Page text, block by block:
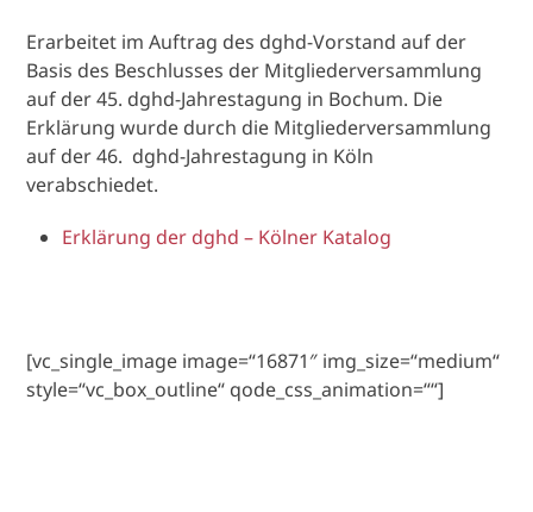
Erarbeitet im Auftrag des dghd-Vorstand auf der
Basis des Beschlusses der Mitgliederversammlung
auf der 45. dghd-Jahrestagung in Bochum. Die
Erklärung wurde durch die Mitgliederversammlung
auf der 46. dghd-Jahrestagung in Köln
verabschiedet.
Erklärung der dghd – Kölner Katalog
[vc_single_image image=“16871″ img_size=“medium“
style=“vc_box_outline“ qode_css_animation=““]